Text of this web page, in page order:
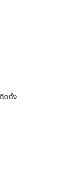
ดตั้ง